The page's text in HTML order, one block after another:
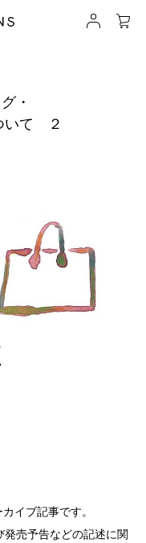
・
いて ２
イブ記事です。
売予告などの記述に関